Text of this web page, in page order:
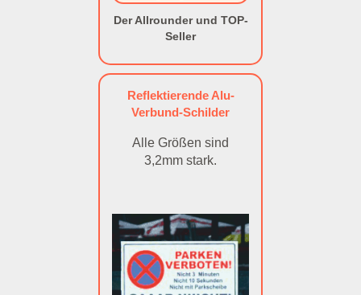
Der Allrounder und TOP-
Seller
Reflektierende Alu-
Verbund-Schilder
Alle Größen sind
3,2mm stark.